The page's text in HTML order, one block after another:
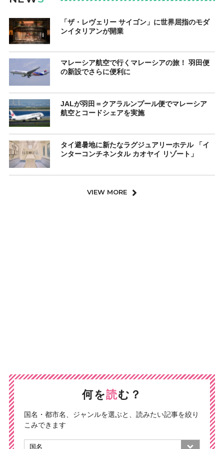
「ザ・レヴェリー サイゴン」に世界屈指のモダ
ンイタリアンが開業
マレーシア航空で行くマレーシアの旅！ 羽田便
の新設でさらに便利に
JALが羽田＝クアラルンプール便でマレーシア
航空とコードシェアを実施
タイ避暑地に新たなラグジュアリーホテル 「イ
ンターコンチネンタル カオヤイ リゾート」
VIEW MORE
何を読む？
国名・都市名、ジャンルを選ぶと、読みたい記事を絞り
こみできます